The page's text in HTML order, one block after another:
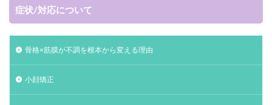
症状/対応について
骨格×筋膜が不調を根本から変える理由
小顔矯正